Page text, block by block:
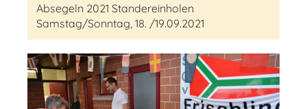
Absegeln 2021 Standereinholen
Samstag/Sonntag, 18. /19.09.2021